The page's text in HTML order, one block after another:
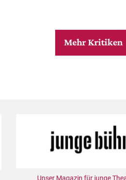
Mehr Kritiken
Unser Magazin für junge